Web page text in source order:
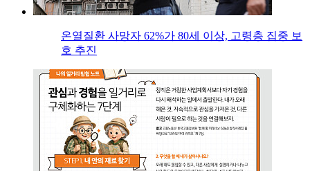
온열질환 사망자 62%가 80세 이상, 고령층 집중 보
호 추진